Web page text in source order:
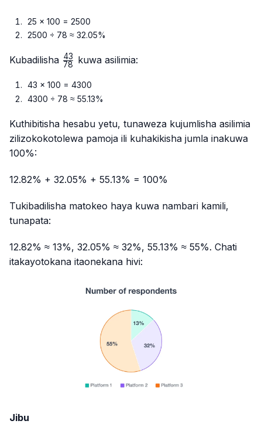
25 × 100 = 2500
2500 ÷ 78 ≈ 32.05%
Kubadilisha \frac{43}
78
43 kuwa asilimia:
43 × 100 = 4300
4300 ÷ 78 ≈ 55.13%
Kuthibitisha hesabu yetu, tunaweza kujumlisha asilimia
zilizokokotolewa pamoja ili kuhakikisha jumla inakuwa
100%:
12.82% + 32.05% + 55.13% = 100%
Tukibadilisha matokeo haya kuwa nambari kamili,
tunapata:
12.82% ≈ 13%, 32.05% ≈ 32%, 55.13% ≈ 55%. Chati
itakayotokana itaonekana hivi:
Jibu